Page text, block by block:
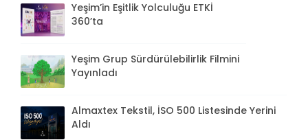
Yeşim’in Eşitlik Yolculuğu ETKİ
360’ta
Yeşim Grup Sürdürülebilirlik Filmini
Yayınladı
Almaxtex Tekstil, İSO 500 Listesinde Yerini
Aldı